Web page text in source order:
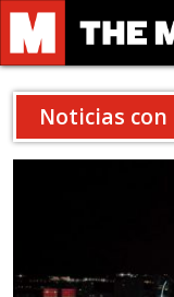
Noticias